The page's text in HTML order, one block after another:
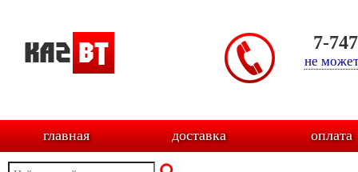
7-
не
главная доставка оплата